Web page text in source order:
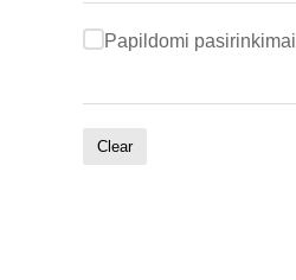
Papildomi pasirinkimai
Clear